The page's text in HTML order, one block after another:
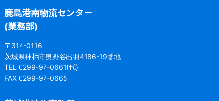
鹿島港南物流センター
(業務部)
〒314-0116
茨城県神栖市奥野谷出羽4186-19番地
TEL 0299-97-0661(代)
FAX 0299-97-0665